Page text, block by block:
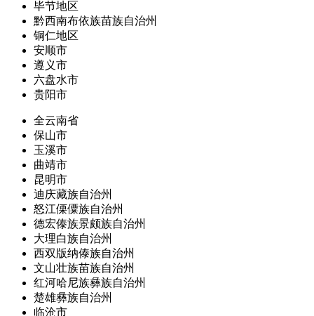
毕节地区
黔西南布依族苗族自治州
铜仁地区
安顺市
遵义市
六盘水市
贵阳市
全云南省
保山市
玉溪市
曲靖市
昆明市
迪庆藏族自治州
怒江傈僳族自治州
德宏傣族景颇族自治州
大理白族自治州
西双版纳傣族自治州
文山壮族苗族自治州
红河哈尼族彝族自治州
楚雄彝族自治州
临沧市